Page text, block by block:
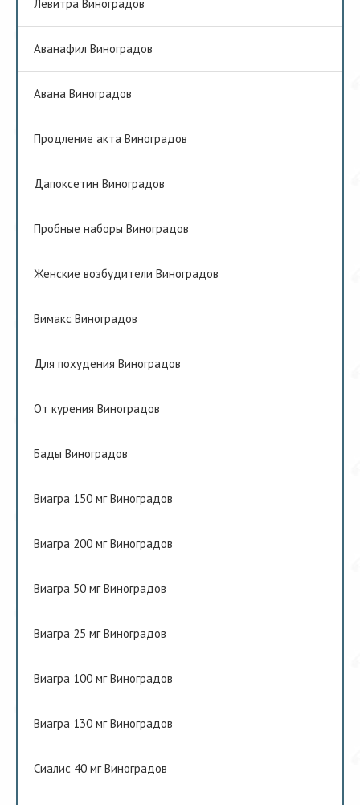
Левитра Виноградов
Аванафил Виноградов
Авана Виноградов
Продление акта Виноградов
Дапоксетин Виноградов
Пробные наборы Виноградов
Женские возбудители Виноградов
Вимакс Виноградов
Для похудения Виноградов
От курения Виноградов
Бады Виноградов
Виагра 150 мг Виноградов
Виагра 200 мг Виноградов
Виагра 50 мг Виноградов
Виагра 25 мг Виноградов
Виагра 100 мг Виноградов
Виагра 130 мг Виноградов
Сиалис 40 мг Виноградов